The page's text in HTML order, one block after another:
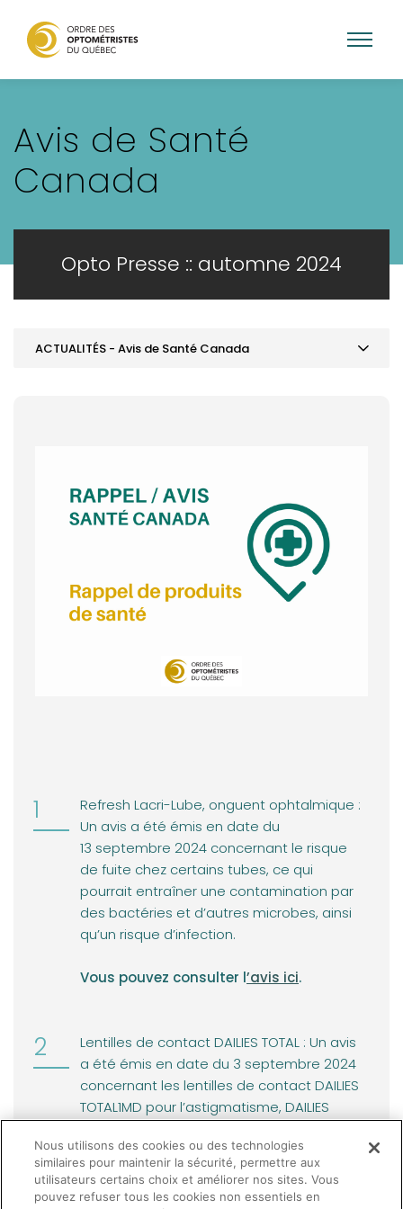
contenu
Avis de Santé
Canada
Opto Presse :: automne 2024
ACTUALITÉS - Avis de Santé Canada
ACTUALITÉS - Avis de radiation
ACTUALITÉS - Décisions disciplinaires récentes
ACTUALITÉS - Avis de Santé Canada
VOTRE PRATIQUE - Téléoptométrie: nouveau règlement
VOTRE PRATIQUE - Nouvelle loi sur les renseignements
Refresh Lacri-Lube, onguent ophtalmique :
Un avis a été émis en date du
13 septembre 2024 concernant le risque
de fuite chez certains tubes, ce qui
pourrait entraîner une contamination par
des bactéries et d’autres microbes, ainsi
qu’un risque d’infection.
Vous pouvez consulter l(opens in a new tab)
’avis ici.
Lentilles de contact DAILIES TOTAL : Un avis
a été émis en date du 3 septembre 2024
concernant les lentilles de contact DAILIES
TOTAL1MD pour l’astigmatisme, DAILIES
sphériques.
Vous pouvez consulter l’(opens in a new tab)
avis ici.
Nous utilisons des cookies ou des technologies
similaires pour maintenir la sécurité, permettre aux
utilisateurs certains choix et améliorer nos sites. Vous
pouvez refuser tous les cookies non essentiels en